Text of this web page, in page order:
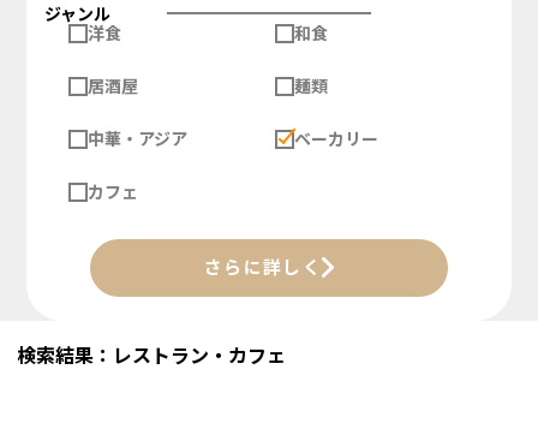
ジャンル
洋食
和食
居酒屋 麺類
中華・アジア ベーカリー
カフェ
さらに詳しく
検索結果：レストラン・カフェ